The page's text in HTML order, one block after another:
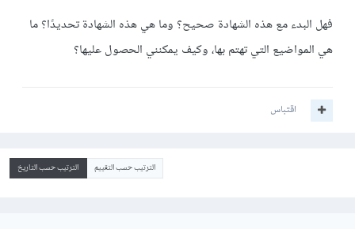
فهل البدء مع هذه الشهادة صحيح؟ وما هي هذه الشهادة تحديدًا؟ ما
هي المواضيع التي تهتم بها، وكيف يمكنني الحصول عليها؟
اقتباس
الترتيب حسب التقييم الترتيب حسب التاريخ